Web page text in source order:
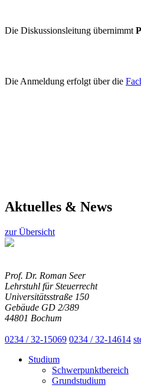
Die Diskussionsleitung übernimmt
Die Anmeldung erfolgt über die
Aktuelles & News
zur Übersicht
Prof. Dr. Roman Seer
Lehrstuhl für Steuerrecht
Universitätsstraße 150
Gebäude GD 2/389
44801 Bochum
0234 / 32-15069 0234 / 32-14614
Studium
Schwerpunktbereich
Grundstudium